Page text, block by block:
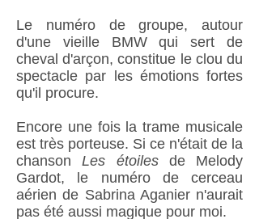
Le numéro de groupe, autour
d'une vieille BMW qui sert de
cheval d'arçon, constitue le clou du
spectacle par les émotions fortes
qu'il procure.
Encore une fois la trame musicale
est très porteuse. Si ce n'était de la
chansonLes étoilesde Melody
Gardot, le numéro de cerceau
aérien de Sabrina Aganier n'aurait
pas été aussi magique pour moi.